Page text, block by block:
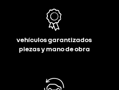
vehículos garantizados
piezas y mano de obra